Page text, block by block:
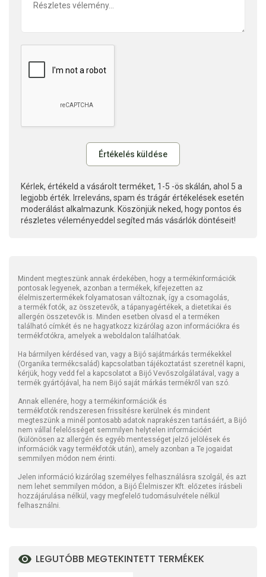
Kérlek, értékeld a vásárolt terméket, 1-5 -ös skálán, ahol 5 a
legjobb érték. Irreleváns, spam és trágár értékelések esetén
moderálást alkalmazunk. Köszönjük neked, hogy pontos és
részletes véleményeddel segíted más vásárlók döntéseit!
Mindent megteszünk annak érdekében, hogy a termékinformációk
pontosak legyenek, azonban a termékek, kifejezetten az
élelmiszertermékek folyamatosan változnak, így a csomagolás,
a termék fotók, az összetevők, a tápanyagértékek, a dietetikai és
allergén összetevők is. Minden esetben olvasd el a terméken
található címkét és ne hagyatkozz kizárólag azon információkra és
termékfotókra, amelyek a weboldalon találhatóak.
Ha bármilyen kérdésed van, vagy a Bijó sajátmárkás termékekkel
(Organika termékcsalád) kapcsolatban tájékoztatást szeretnél kapni,
kérjük, hogy vedd fel a kapcsolatot a Bijó Vevőszolgálatával, vagy a
termék gyártójával, ha nem Bijó saját márkás termékről van szó.
Annak ellenére, hogy a termékinformációk és
termékfotók rendszeresen frissítésre kerülnek és mindent
megteszünk a minél pontosabb adatok naprakészen tartásáért, a Bijó
nem vállal felelősséget semmilyen helytelen információért
(különösen az allergén és egyéb mentességet jelző jelölések és
információk vagy termékfotók után), amely azonban a Te jogaidat
semmilyen módon nem érinti.
Jelen információ kizárólag személyes felhasználásra szolgál, és azt
nem lehet semmilyen módon, a Bijó Élelmiszer Kft. előzetes írásbeli
hozzájárulása nélkül, vagy megfelelő tudomásulvétele nélkül
felhasználni.
LEGUTÓBB MEGTEKINTETT TERMÉKEK